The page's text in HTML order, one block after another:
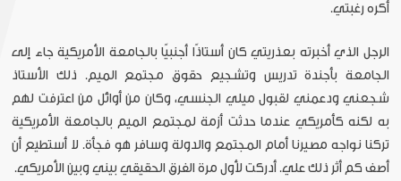
أكره رغبتي.
الرجل الذي أخبرته بعذريتي كان أستاذًا أجنبيًا بالجامعة الأمريكية جاء إلى
الجامعة بأجندة تدريس وتشجيع حقوق مجتمع الميم. ذلك الأستاذ
شجعني ودعمني لقبول ميلي الجنسي، وكان من أوائل من اعترفت لهم
به لكنه كأمريكي عندما حدثت أزمة لمجتمع الميم بالجامعة الأمريكية
تركنا نواجه مصيرنا أمام المجتمع والدولة وسافر هو فجأة. لا أستطيع أن
أصف كم أثر ذلك علي. أدركت لأول مرة الفرق الحقيقي بيني وبين الأمريكي.